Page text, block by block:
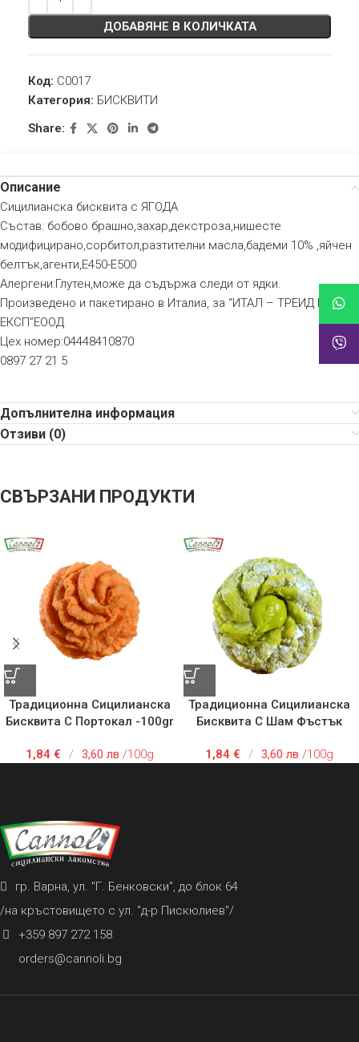
ДОБАВЯНЕ В КОЛИЧКАТА
Код: C0017
Категория: БИСКВИТИ
Share:
Описание
Сицилианска бисквита с ЯГОДА
Състав: бобово брашно,захар,декстроза,нишесте
модифицирано,сорбитол,разтителни масла,бадеми 10% ,яйчен
белтък,агенти,Е450-E500
Алергени:Глутен,може да съдържа следи от ядки.
Произведено и пакетирано в Италиа, за “ИТАЛ – ТРЕИД ИМП-
ЕКСП”ЕООД
Цех номер:04448410870
0897 27 21 5
Допълнителна информация
Отзиви (0)
СВЪРЗАНИ ПРОДУКТИ
Традиционна Сицилианска
Бисквита С Портокал -100gr
1,84 € / 3,60 лв /100g
Традиционна Сицилианска
Бисквита С Шам Фъстък
1,84 € / 3,60 лв /100g
гр. Варна, ул. "Г. Бенковски", до блок 64
/на кръстовището с ул. "д-р Пискюлиев"/
+359 897 272 158
orders@cannoli.bg